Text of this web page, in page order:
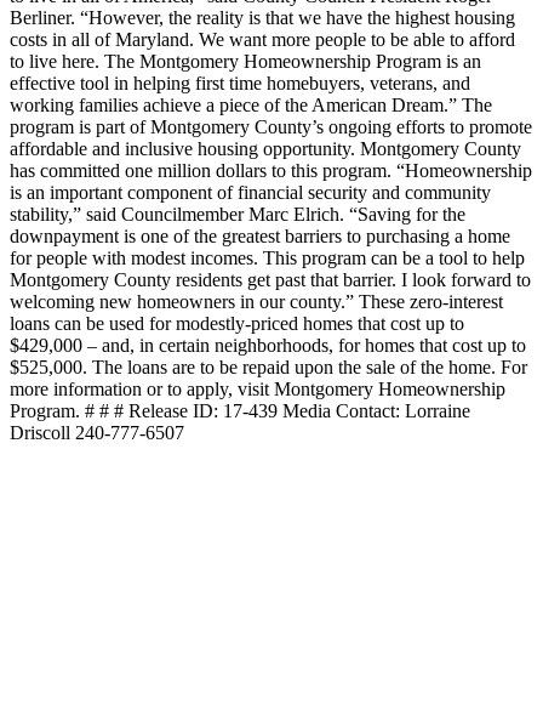
Berliner. “However, the reality is that we have the highest housing
costs in all of Maryland. We want more people to be able to afford
to live here. The Montgomery Homeownership Program is an
effective tool in helping first time homebuyers, veterans, and
working families achieve a piece of the American Dream.” The
program is part of Montgomery County’s ongoing efforts to promote
affordable and inclusive housing opportunity. Montgomery County
has committed one million dollars to this program. “Homeownership
is an important component of financial security and community
stability,” said Councilmember Marc Elrich. “Saving for the
downpayment is one of the greatest barriers to purchasing a home
for people with modest incomes. This program can be a tool to help
Montgomery County residents get past that barrier. I look forward to
welcoming new homeowners in our county.” These zero-interest
loans can be used for modestly-priced homes that cost up to
$429,000 – and, in certain neighborhoods, for homes that cost up to
$525,000. The loans are to be repaid upon the sale of the home. For
more information or to apply, visit Montgomery Homeownership
Program. # # # Release ID: 17-439 Media Contact: Lorraine
Driscoll 240-777-6507